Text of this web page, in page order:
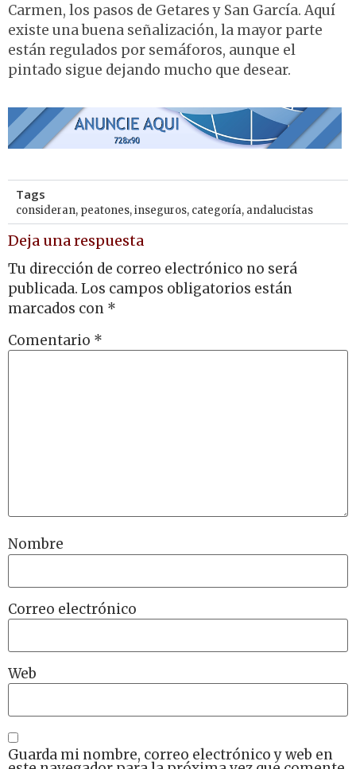
Carmen, los pasos de Getares y San García. Aquí
existe una buena señalización, la mayor parte
están regulados por semáforos, aunque el
pintado sigue dejando mucho que desear.
Tags
consideran, peatones,inseguros, categoría, andalucistas
Deja una respuesta
Tu dirección de correo electrónico no será
publicada. Los campos obligatorios están
marcados con *
Comentario *
Nombre
Correo electrónico
Web
Guarda mi nombre, correo electrónico y web en